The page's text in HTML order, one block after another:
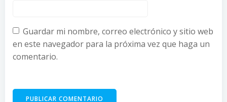
Guardar mi nombre, correo electrónico y sitio web
en este navegador para la próxima vez que haga un
comentario.